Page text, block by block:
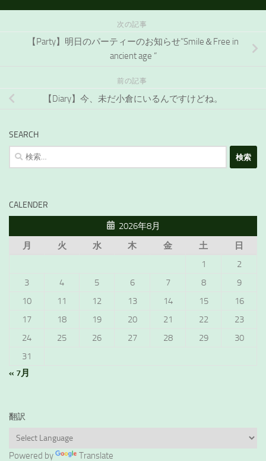
次の記事
【Party】明日のパーティーのお知らせ”Smile＆Free in
ancient age “
前の記事
【Diary】今、未だ小倉にいるんですけどね。
SEARCH
検
索:
CALENDER
2026年8月
月
火 水 木 金 土
日
1
2
3
4 5 6 7 8
9
10
11 12 13 14 15
16
17
18 19 20 21 22
23
24
25 26 27 28 29
30
31
« 7月
翻訳
Powered by Translate